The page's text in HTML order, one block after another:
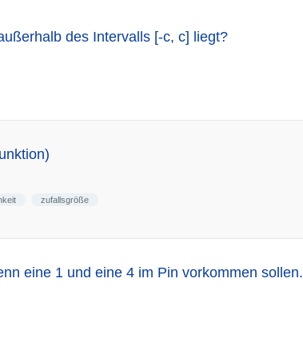
des Intervalls [-c, c] liegt?
zufallsgröße
eine 1 und eine 4 im Pin vorkommen sollen.